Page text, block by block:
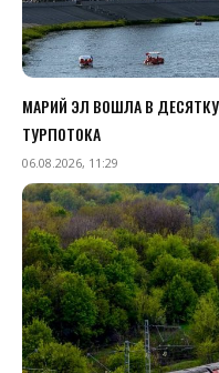
МАРИЙ ЭЛ ВОШЛА В
ТУРПОТОКА
06.08.2026, 11:29